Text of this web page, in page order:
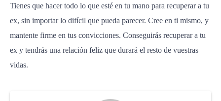
Tienes que hacer todo lo que esté en tu mano para recuperar a tu
ex, sin importar lo difícil que pueda parecer. Cree en ti mismo, y
mantente firme en tus convicciones. Conseguirás recuperar a tu
ex y tendrás una relación feliz que durará el resto de vuestras
vidas.